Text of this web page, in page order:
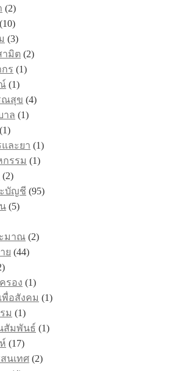
(2)
(10)
(3)
ามิต (2)
ร (1)
(1)
ณสุข (4)
าล (1)
(1)
ละยา (1)
กรรม (1)
(2)
ะบัญชี (95)
(5)
ะมาณ (2)
ย (44)
รอง (1)
พื่อสังคม (1)
ม (1)
สัมพันธ์ (1)
(17)
นเทศ (2)